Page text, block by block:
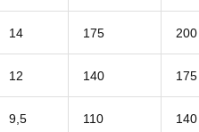
14 175 200
12 140 175
9,5 110 140